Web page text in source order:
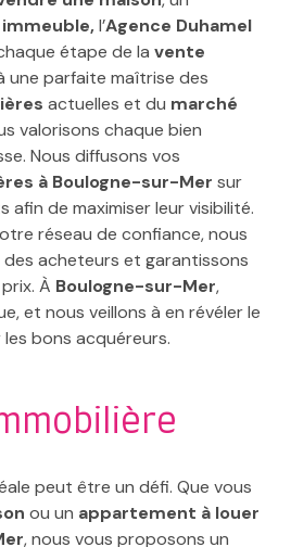
immeuble,l’Agence Duhamel
étape de la vente
une parfaite maîtrise des
actuelles et du marché
valorisons chaque bien
Nous diffusons vos
à Boulogne-sur-Mer sur
afin de maximiser leur visibilité.
réseau de confiance, nous
acheteurs et garantissons
À Boulogne-sur-Mer,
et nous veillons à en révéler le
bons acquéreurs.
peut être un défi. Que vous
ou un appartement à louer
, nous vous proposons un